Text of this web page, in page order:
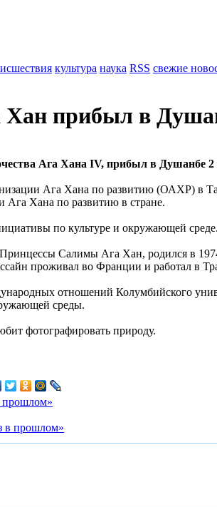
культура наука RSS свежие
Хан прибыл в
Ага Хана IV, прибыл в Душанбе
Ага Хана по развитию (ОАХР) в
Ага Хана по развитию в стране.
по культуре и окружающей среде.
Салимы Ага Хан, родился в
проживал во Франции и работал в
отношений Колумбийского
среды.
фотографировать природу.
прошлом»